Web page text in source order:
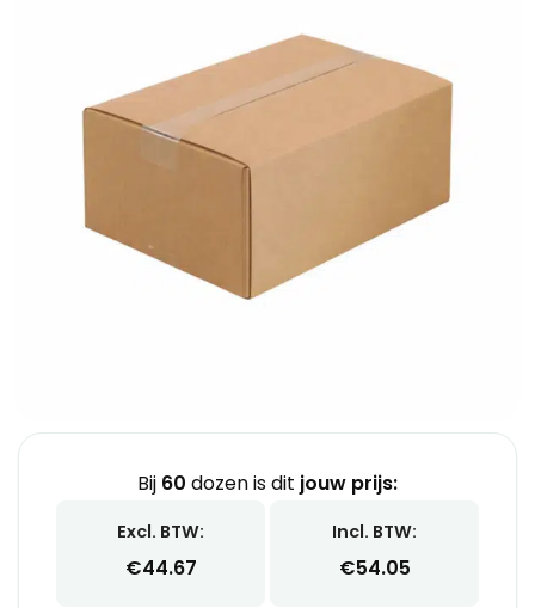
Bij 60 dozen is dit jouw prijs:
Excl. BTW:
€44.67
Incl. BTW:
€54.05